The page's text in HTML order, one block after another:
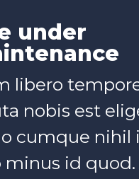
under
libero
nobis est
cumque nihil
minus id quod.